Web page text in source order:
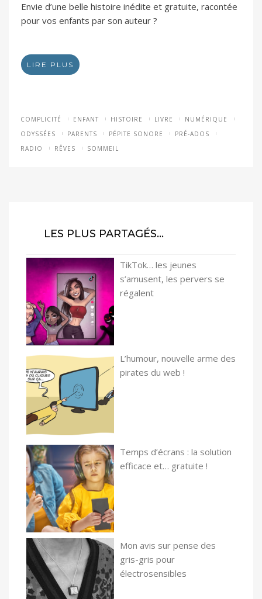
Envie d’une belle histoire inédite et gratuite, racontée
pour vos enfants par son auteur ?
LIRE PLUS
COMPLICITÉ ENFANT HISTOIRE LIVRE
NUMÉRIQUE
ODYSSÉES
PARENTS PÉPITE SONORE
PRÉ-ADOS
RADIO
RÊVES SOMMEIL
LES PLUS PARTAGÉS…
TikTok… les jeunes
s’amusent, les pervers se
régalent
L’humour, nouvelle arme des
pirates du web !
Temps d’écrans : la solution
efficace et… gratuite !
Mon avis sur pense des
gris-gris pour
électrosensibles